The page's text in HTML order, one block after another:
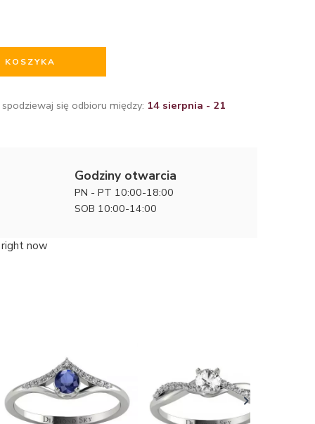
KOSZYKA
się odbioru między: 14 sierpnia - 21
Godziny otwarcia
PN - PT 10:00-18:00
SOB 10:00-14:00
now